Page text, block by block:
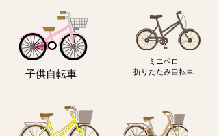
子供自転車
ミニペロ
​折りたたみ自転車